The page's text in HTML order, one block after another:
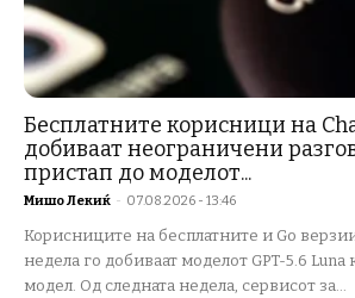
Бесплатните корисници на
добиваат неограничени
пристап до моделот...
Мишо Лекиќ - 07.08.2026 - 13:46
Корисниците на бесплатните и Go
недела го добиваат моделот GPT-5.6 Luna
модел. Од следната недела, сервисот за...